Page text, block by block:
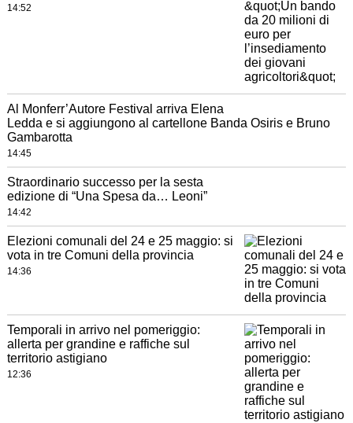
14:52
Al Monferr’Autore Festival arriva Elena
Ledda e si aggiungono al cartellone Banda Osiris e Bruno
Gambarotta
14:45
Straordinario successo per la sesta
edizione di “Una Spesa da… Leoni”
14:42
Elezioni comunali del 24 e 25 maggio: si
vota in tre Comuni della provincia
14:36
Temporali in arrivo nel pomeriggio:
allerta per grandine e raffiche sul
territorio astigiano
12:36